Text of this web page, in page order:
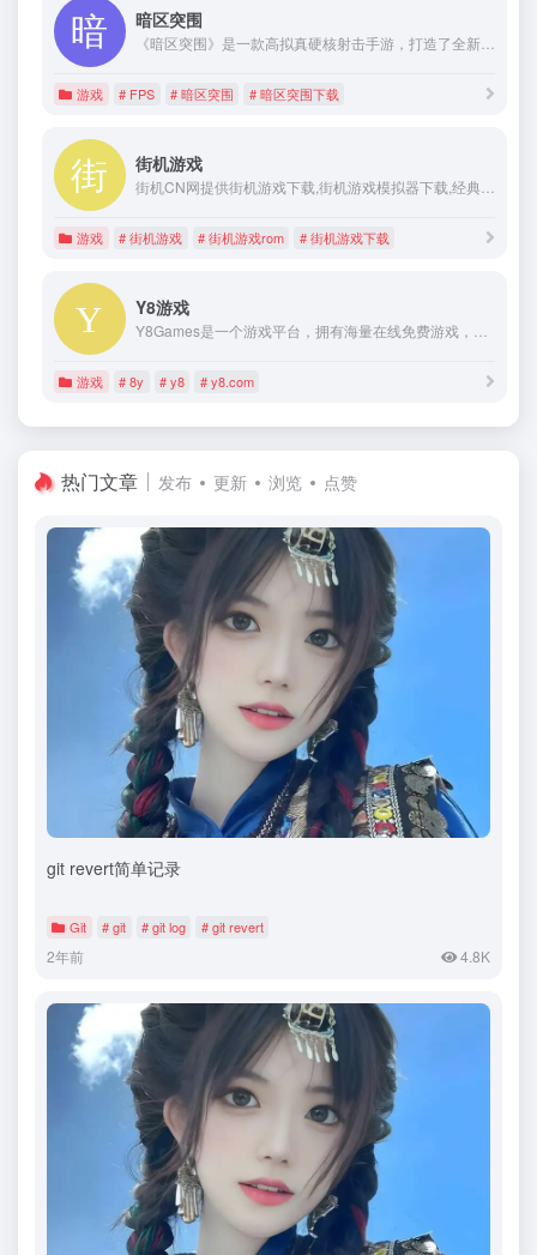
暗区突围
《暗区突围》是一款高拟真硬核射击手游，打造了全新的沉浸式暗区战局体验！这是一个充满未知和危险的战局，有着高自由度的战术策略性，成功从暗区撤离是你的最终目标。你可以全装上阵搜刮战利品享受满载而归，也可能在下一秒被人埋伏一无所有。 倒计时已经开始，做好准备，务必小心，因为，这将是一场硬仗！
游戏 # FPS # 暗区突围 # 暗区突围下载
街机游戏
街机CN网提供街机游戏下载,街机游戏模拟器下载,经典街机游戏合集下载,MAME模拟器及街机ROM下载,安卓街机游戏手机版下载,街机模拟器游戏大全下载中心！
游戏 # 街机游戏 # 街机游戏rom # 街机游戏下载
Y8游戏
Y8Games是一个游戏平台，拥有海量在线免费游戏，网站还提供视频，如动画、游戏视频和游戏攻略。这里每小时都在增加新的游戏，快来探索数千款精彩游戏，
游戏 # 8y # y8 # y8.com
热门文章 发布 更新 浏览 点赞
git revert简单记录
Git # git # git log # git revert
2年前 4.8K